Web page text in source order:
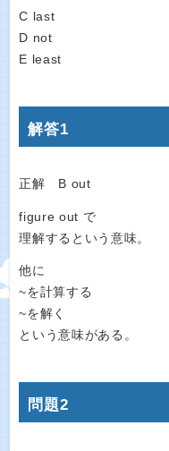
C last
D not
E least
解答1
正解 B out
figure out で
理解するという意味。
他に
~を計算する
~を解く
という意味がある。
問題2